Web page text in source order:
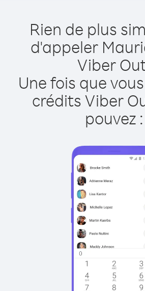
Rien de plus
d'appeler
Viber
Une fois que
crédits Viber
pouvez :